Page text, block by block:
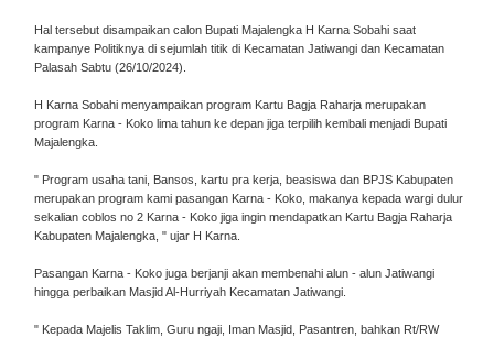
Hal tersebut disampaikan calon Bupati Majalengka H Karna Sobahi saat
kampanye Politiknya di sejumlah titik di Kecamatan Jatiwangi dan Kecamatan
Palasah Sabtu (26/10/2024).
H Karna Sobahi menyampaikan program Kartu Bagja Raharja merupakan
program Karna - Koko lima tahun ke depan jiga terpilih kembali menjadi Bupati
Majalengka.
" Program usaha tani, Bansos, kartu pra kerja, beasiswa dan BPJS Kabupaten
merupakan program kami pasangan Karna - Koko, makanya kepada wargi dulur
sekalian coblos no 2 Karna - Koko jiga ingin mendapatkan Kartu Bagja Raharja
Kabupaten Majalengka, " ujar H Karna.
Pasangan Karna - Koko juga berjanji akan membenahi alun - alun Jatiwangi
hingga perbaikan Masjid Al-Hurriyah Kecamatan Jatiwangi.
" Kepada Majelis Taklim, Guru ngaji, Iman Masjid, Pasantren, bahkan Rt/RW